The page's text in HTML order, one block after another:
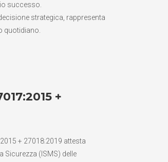
successo.
strategica, rappresenta
quotidiano.
+
+ 27018:2019 attesta
Sicurezza (ISMS) delle